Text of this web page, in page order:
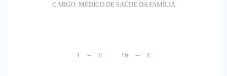
CARGO: MÉDICO DE SAÚDE DA FAMÍLIA
1 – E 16 – E